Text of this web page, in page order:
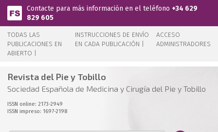
Pasar al contenido principal
Contacte para más información en el teléfono +34 629
829 605
TODAS LAS
PUBLICACIONES EN
ABIERTO |
INSTRUCCIONES DE ENVÍO
EN CADA PUBLICACIÓN |
ACCESO
ADMINISTRADORES
Revista del Pie y Tobillo
Sociedad Española de Medicina y Cirugía del Pie y Tobillo
ISSN online: 2173-2949
ISSN impreso: 1697-2198